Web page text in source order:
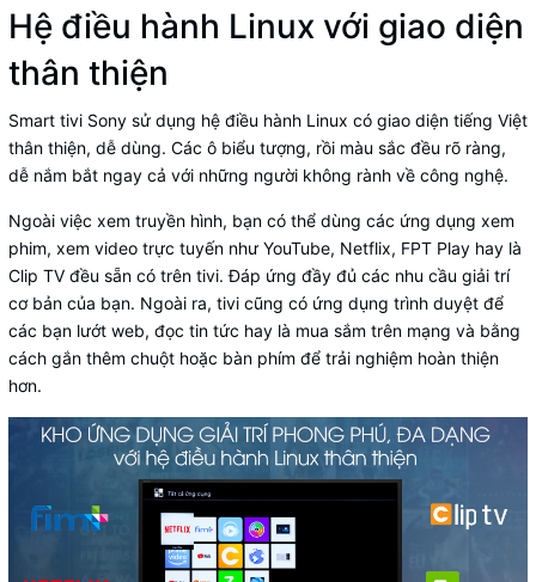
Hệ điều hành Linux với giao diện
thân thiện
Smart tivi Sony sử dụng hệ điều hành Linux có giao diện tiếng Việt
thân thiện, dễ dùng. Các ô biểu tượng, rồi màu sắc đều rõ ràng,
dễ nắm bắt ngay cả với những người không rành về công nghệ.
Ngoài việc xem truyền hình, bạn có thể dùng các ứng dụng xem
phim, xem video trực tuyến như YouTube, Netflix, FPT Play hay là
Clip TV đều sẵn có trên tivi. Đáp ứng đầy đủ các nhu cầu giải trí
cơ bản của bạn. Ngoài ra, tivi cũng có ứng dụng trình duyệt để
các bạn lướt web, đọc tin tức hay là mua sắm trên mạng và bằng
cách gắn thêm chuột hoặc bàn phím để trải nghiệm hoàn thiện
hơn.